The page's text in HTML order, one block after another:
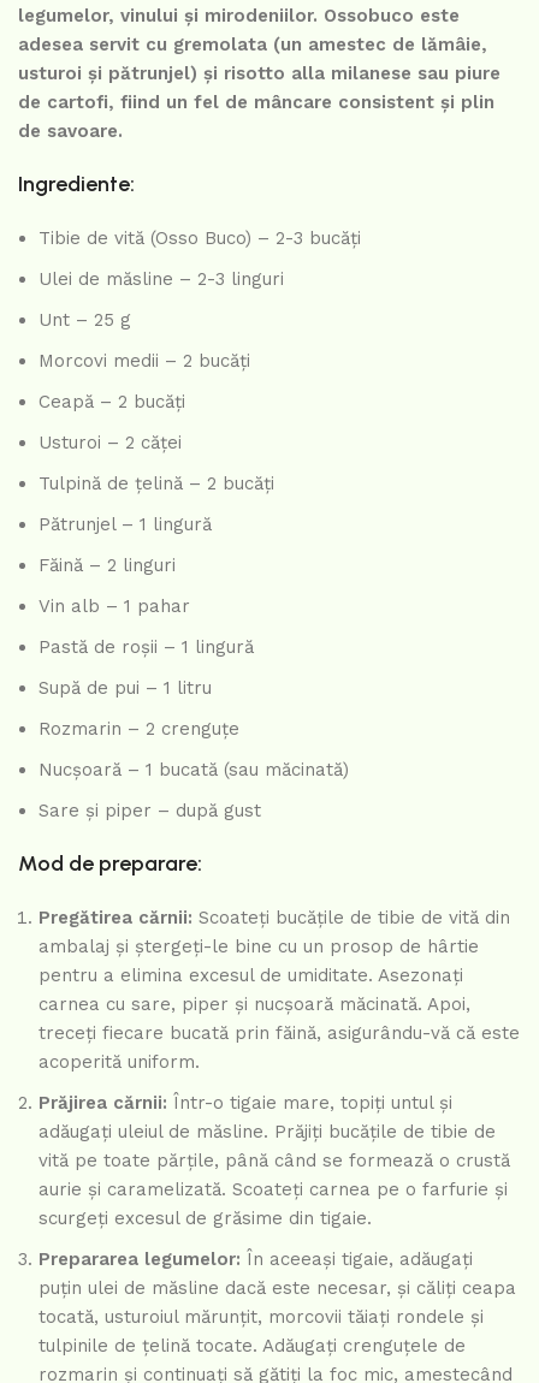
legumelor, vinului și mirodeniilor. Ossobuco este
adesea servit cu gremolata (un amestec de lămâie,
usturoi și pătrunjel) și risotto alla milanese sau piure
de cartofi, fiind un fel de mâncare consistent și plin
de savoare.
Ingrediente:
Tibie de vită (Osso Buco) – 2-3 bucăți
Ulei de măsline – 2-3 linguri
Unt – 25 g
Morcovi medii – 2 bucăți
Ceapă – 2 bucăți
Usturoi – 2 căței
Tulpină de țelină – 2 bucăți
Pătrunjel – 1 lingură
Făină – 2 linguri
Vin alb – 1 pahar
Pastă de roșii – 1 lingură
Supă de pui – 1 litru
Rozmarin – 2 crenguțe
Nucșoară – 1 bucată (sau măcinată)
Sare și piper – după gust
Mod de preparare:
Pregătirea cărnii: Scoateți bucățile de tibie de vită din
ambalaj și ștergeți-le bine cu un prosop de hârtie
pentru a elimina excesul de umiditate. Asezonați
carnea cu sare, piper și nucșoară măcinată. Apoi,
treceți fiecare bucată prin făină, asigurându-vă că este
acoperită uniform.
Prăjirea cărnii: Într-o tigaie mare, topiți untul și
adăugați uleiul de măsline. Prăjiți bucățile de tibie de
vită pe toate părțile, până când se formează o crustă
aurie și caramelizată. Scoateți carnea pe o farfurie și
scurgeți excesul de grăsime din tigaie.
Prepararea legumelor: În aceeași tigaie, adăugați
puțin ulei de măsline dacă este necesar, și căliți ceapa
tocată, usturoiul mărunțit, morcovii tăiați rondele și
tulpinile de țelină tocate. Adăugați crenguțele de
rozmarin și continuați să gătiți la foc mic, amestecând